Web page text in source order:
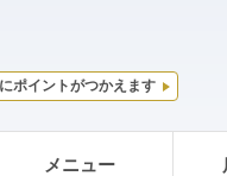
ポイントがつかえます
メニュー